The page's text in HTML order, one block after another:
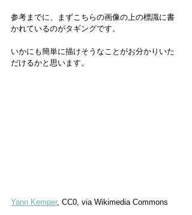
参考までに、まずこちらの画像の上の標識に書
かれているのがタギングです。
いかにも簡単に描けそうなことがお分かりいた
だけるかと思います。
Yann Kemper, CC0, via Wikimedia Commons